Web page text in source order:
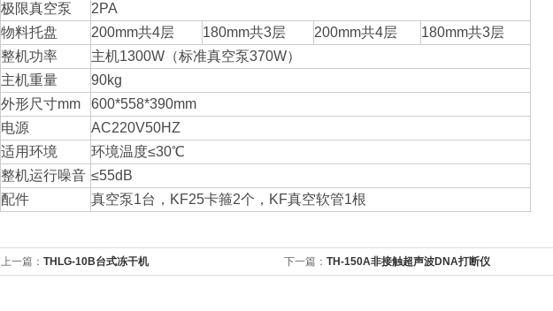
极限真空泵
2PA
物料托盘
200mm共4层 180mm共3层 200mm共4层
180mm共3层
整机功率
主机1300W（标准真空泵370W）
主机重量
90kg
外形尺寸mm
600*558*390mm
电源
AC220V50HZ
适用环境
环境温度≤30℃
整机运行噪音 ≤55dB
配件
真空泵1台，KF25卡箍2个，KF真空软管1根
上一篇： THLG-10B台式冻干机 下一篇： TH-150A非接触超声波DNA打断仪